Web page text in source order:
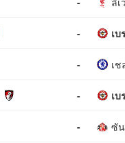
- เ
- เ
- เ
- ซั